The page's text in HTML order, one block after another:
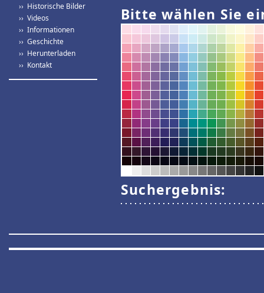
›› Historische Bilder
›› Videos
›› Informationen
›› Geschichte
›› Herunterladen
›› Kontakt
Bitte wählen Sie
Suchergebnis: